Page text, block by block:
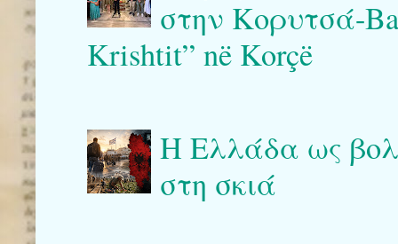
στην Κορυτσά-
Krishtit” në Korçë
Η Ελλάδα ως
στη σκιά